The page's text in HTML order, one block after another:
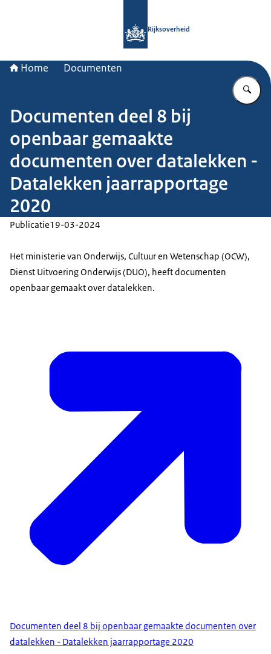
Rijksoverheid
Home Documenten
Documenten deel 8 bij
openbaar gemaakte
documenten over datalekken -
Datalekken jaarrapportage
2020
Publicatie19-03-2024
Het ministerie van Onderwijs, Cultuur en Wetenschap (OCW),
Dienst Uitvoering Onderwijs (DUO), heeft documenten
openbaar gemaakt over datalekken.
Documenten deel 8 bij openbaar gemaakte documenten over
datalekken - Datalekken jaarrapportage 2020